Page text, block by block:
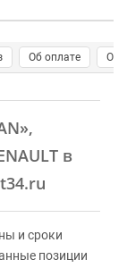
Об оплате О
,
в
и сроки
позиции